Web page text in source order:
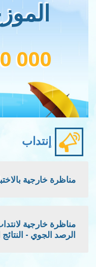
000
إنتداب
مناظرة خارجية
الرصد الجوي - النتائج